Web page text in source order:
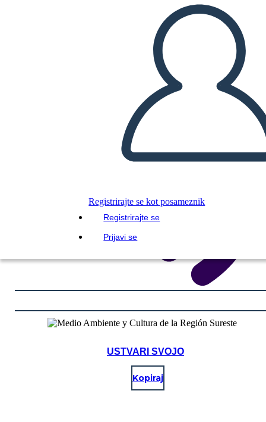
Registrirajte se kot posameznik
Registrirajte se
Prijavi se
PREDVAJANJE DIAPROJEKCIJE
PREBERI MI
USTVARI SVOJO
Kopiraj